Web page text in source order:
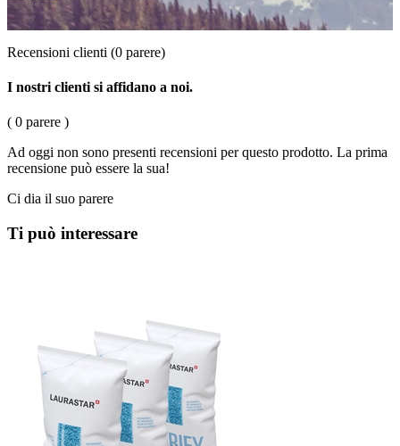
Recensioni clienti (0 parere)
I nostri clienti si affidano a noi.
( 0 parere )
Ad oggi non sono presenti recensioni per questo prodotto. La prima
recensione può essere la sua!
Ci dia il suo parere
Ti può interessare